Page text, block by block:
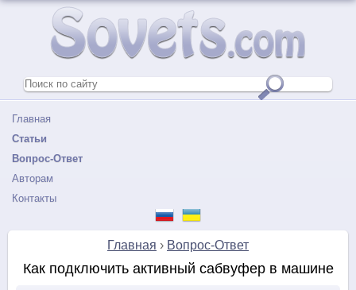
Главная
Статьи
Вопрос-Ответ
Авторам
Контакты
Главная › Вопрос-Ответ
Как подключить активный сабвуфер в машине